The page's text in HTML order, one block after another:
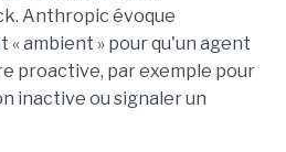
Anthropic évoque
« ambient » pour qu'un agent
proactive, par exemple pour
inactive ou signaler un